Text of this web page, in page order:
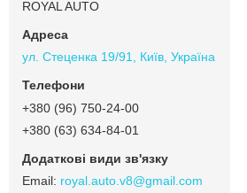
ROYAL AUTO
ул. Стеценка 19/91, Київ, Україна
+380 (96) 750-24-00
+380 (63) 634-84-01
royal.auto.v8@gmail.com